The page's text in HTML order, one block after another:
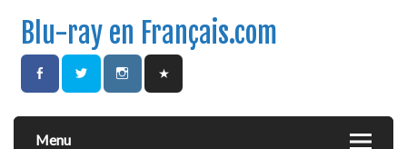
Blu-ray en Français.com
Menu